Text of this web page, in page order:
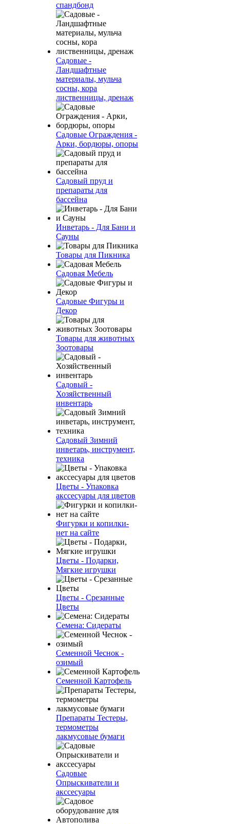
спандбонд
Садовые -
Ландшафтные
материалы, мульча
сосны, кора
лиственницы, дренаж
Садовые Ограждения -
Арки, бордюры, опоры
Садовый пруд и
препараты для
бассейна
Инветарь - Для Бани и
Сауны
Товары для Пикника
Садовая Мебель
Садовые Фигуры и
Декор
Товары для животных
Зоотовары
Садовый -
Хозяйственный
инвентарь
Садовый Зимний
инветарь, инструмент,
техника
Цветы - Упаковка
акссесуары для цветов
Фигурки и копилки-
нет на сайте
Цветы - Подарки,
Мягкие игрушки
Цветы - Срезанные
Цветы
Семена: Сидераты
Семенной Чеснок -
озимый
Семенной Картофель
Препараты Тестеры,
термометры
лакмусовые бумаги
Садовые
Опрыскиватели и
акссесуары